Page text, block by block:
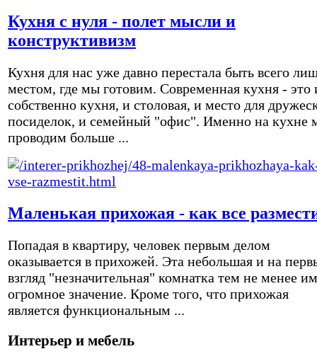
Кухня с нуля - полет мысли и
конструктивизм
Кухня для нас уже давно перестала быть всего
местом, где мы готовим. Современная кухня - это
собственно кухня, и столовая, и место для
посиделок, и семейный "офис". Именно на кухне
проводим больше ...
Маленькая прихожая - как все
Попадая в квартиру, человек первым делом
оказывается в прихожей. Эта небольшая и на
взгляд "незначительная" комнатка тем не менее
огромное значение. Кроме того, что прихожая
является функциональным ...
Интерьер и мебель